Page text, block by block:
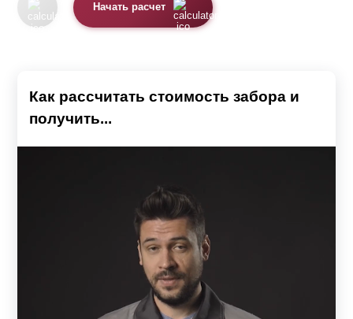
Начать расчет
Как рассчитать стоимость забора и
получить...